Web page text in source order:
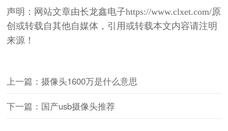
声明：网站文章由长龙鑫电子https://www.clxet.com/原
创或转载自其他自媒体，引用或转载本文内容请注明
来源！
上一篇：摄像头1600万是什么意思
下一篇：国产usb摄像头推荐